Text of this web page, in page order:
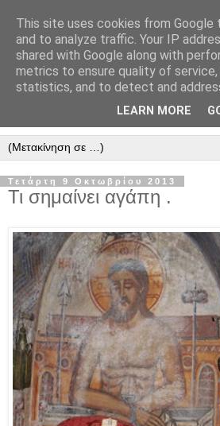
"
"
ὃτι ἀγαθός, ὃτι εἰς τόν αἰῶνα τό
Τετάρτη 9 Οκτωβρίου 2013
Τι σημαίνει αγάπη .
This site uses cookies from
and to analyze traffic. Your IP
shared with Google along with
metrics to ensure quality of service,
statistics, and to detect and
LEARN MORE